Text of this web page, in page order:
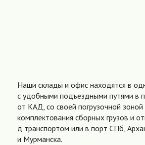
Наши склады и офис находятся в
с удобными подъездными путями в
от КАД, со своей погрузочной зоной
комплектования сборных грузов и
д транспортом или в порт СПб,
и Мурманска.